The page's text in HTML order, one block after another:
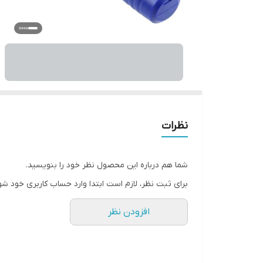
نظرات
شما هم درباره این محصول نظر خود را بنویسید.
برای ثبت نظر، لازم است ابتدا وارد حساب کاربری خود
افزودن نظر